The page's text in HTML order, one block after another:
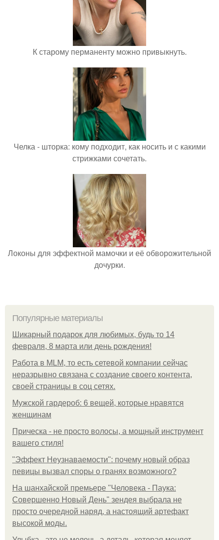
К старому перманенту можно привыкнуть.
Челка - шторка: кому подходит, как носить и с какими
стрижками сочетать.
Локоны для эффектной мамочки и её обворожительной
дочурки.
Популярные материалы
Шикарный подарок для любимых, будь то 14
февраля, 8 марта или день рождения!
Работа в MLM, то есть сетевой компании сейчас
неразрывно связана с создание своего контента,
своей страницы в соц сетях.
Мужской гардероб: 6 вещей, которые нравятся
женщинам
Прическа - не просто волосы, а мощный инструмент
вашего стиля!
"Эффект Неузнаваемости": почему новый образ
певицы вызвал споры о гранях возможного?
На шанхайской премьере "Человека - Паука:
Совершенно Новый День" зендея выбрала не
просто очередной наряд, а настоящий артефакт
высокой моды.